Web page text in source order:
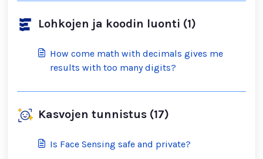
Lohkojen ja koodin luonti (1)
How come math with decimals gives me
results with too many digits?
Kasvojen tunnistus (17)
Is Face Sensing safe and private?